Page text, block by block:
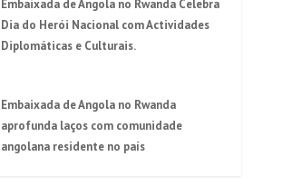
Embaixada de Angola no Rwanda Celebra
Dia do Herói Nacional com Actividades
Diplomáticas e Culturais.
Embaixada de Angola no Rwanda
aprofunda laços com comunidade
angolana residente no país